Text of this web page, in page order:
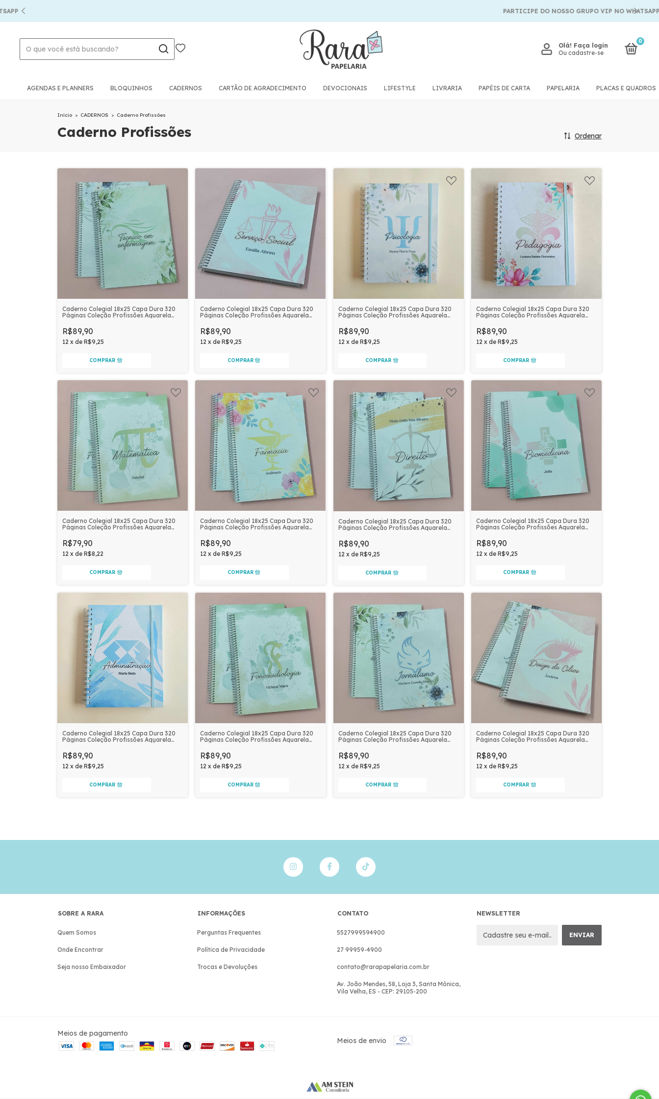
PARTICIPE DO NOSSO GRUPO VIP NO WHATSAPP
Olá! Faça login
Ou cadastre-se
0
AGENDAS E PLANNERS BLOQUINHOS CADERNOS CARTÃO DE AGRADECIMENTO DEVOCIONAIS LIFESTYLE LIVRARIA PAPÉIS DE CARTA PAPELARIA PLACAS E QUADROS
Início > CADERNOS > Caderno Profissões
Caderno Profissões Ordenar
Caderno Colegial 18x25 Capa Dura 320
Páginas Coleção Profissões Aquarela
ENFERMAGEM
R$89,90
12 x de R$9,25
Caderno Colegial 18x25 Capa Dura 320
Páginas Coleção Profissões Aquarela
R$89,90
12 xdeR$9,25
Caderno Colegial 18x25 Capa Dura 320
Páginas Coleção Profissões Aquarela
R$89,90
12 x de R$9,25
Caderno Colegial 18x25 Capa Dura 320
Páginas Coleção Profissões Aquarela
R$89,90
12 x de R$9,25
Caderno Colegial 18x25 Capa Dura 320
Páginas Coleção Profissões Aquarela
R$79,90
12 x de R$8,22
Caderno Colegial 18x25 Capa Dura 320
Páginas Coleção Profissões Aquarela
R$89,90
12 xdeR$9,25
Caderno Colegial 18x25 Capa Dura 320
Páginas Coleção Profissões Aquarela
R$89,90
12 x de R$9,25
Caderno Colegial 18x25 Capa Dura 320
Páginas Coleção Profissões Aquarela
R$89,90
12 x de R$9,25
Caderno Colegial 18x25 Capa Dura 320
Páginas Coleção Profissões Aquarela
R$89,90
12 x de R$9,25
Caderno Colegial 18x25 Capa Dura 320
Páginas Coleção Profissões Aquarela
R$89,90
12 xdeR$9,25
Caderno Colegial 18x25 Capa Dura 320
Páginas Coleção Profissões Aquarela
R$89,90
12 x de R$9,25
Caderno Colegial 18x25 Capa Dura 320
Páginas Coleção Profissões Aquarela
R$89,90
12 x de R$9,25
SOBRE A RARA
Quem Somos
Onde Encontrar
Seja nosso Embaixador
INFORMAÇÕES
Perguntas Frequentes
Política de Privacidade
Trocas e Devoluções
CONTATO
5527999594900
27 99959-4900
contato@rarapapelaria.com.br
Av. João Mendes, 58, Loja 3, Santa Mônica,
Vila Velha, ES - CEP: 29105-200
NEWSLETTER
Meios de pagamento
Meios de envio